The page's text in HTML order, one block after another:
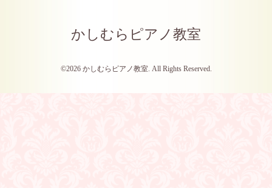
かしむらピアノ教室
©2026 かしむらピアノ教室. All Rights Reserved.